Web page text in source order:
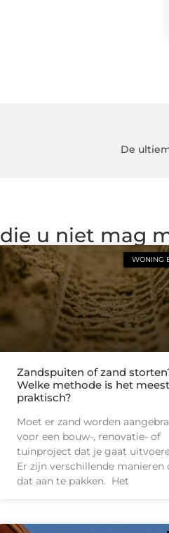
De
die u niet mag
WONING
Zandspuiten of zand
Welke methode is het meest
praktisch?
Moet er zand worden
voor een bouw-, renovatie- of
tuinproject dat je gaat
Er zijn verschillende manieren
dat aan te pakken. Het